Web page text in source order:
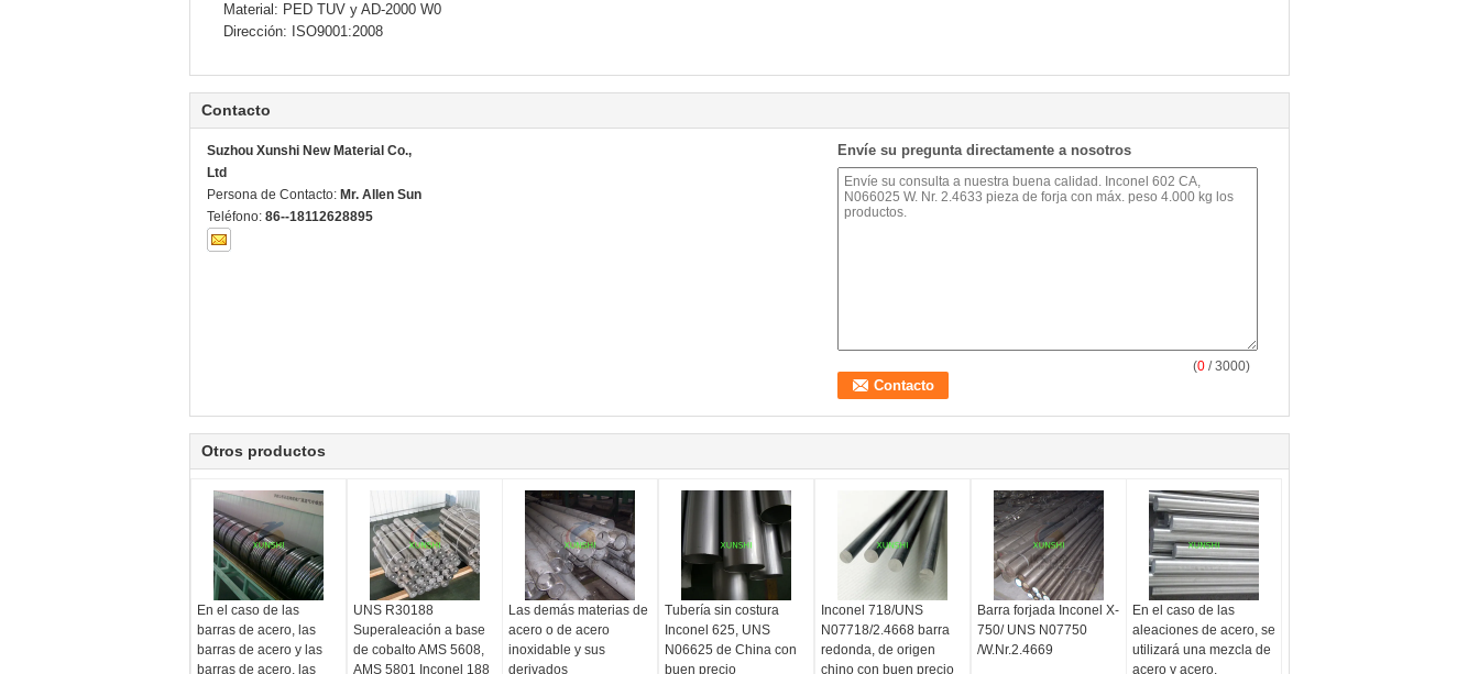
Material: PED TUV y AD-2000 W0
Dirección: ISO9001:2008
Contacto
Suzhou Xunshi New Material Co.,
Ltd
Persona de Contacto: Mr. Allen Sun
Teléfono: 86--18112628895
Envíe su pregunta directamente a nosotros
(0 / 3000)
Otros productos
En el caso de las
barras de acero, las
barras de acero y las
barras de acero, las
UNS R30188
Superaleación a base
de cobalto AMS 5608,
AMS 5801 Inconel 188
Las demás materias de
acero o de acero
inoxidable y sus
derivados
Tubería sin costura
Inconel 625, UNS
N06625 de China con
buen precio
Inconel 718/UNS
N07718/2.4668 barra
redonda, de origen
chino con buen precio
Barra forjada Inconel X-
750/ UNS N07750
/W.Nr.2.4669
En el caso de las
aleaciones de acero, se
utilizará una mezcla de
acero y acero.